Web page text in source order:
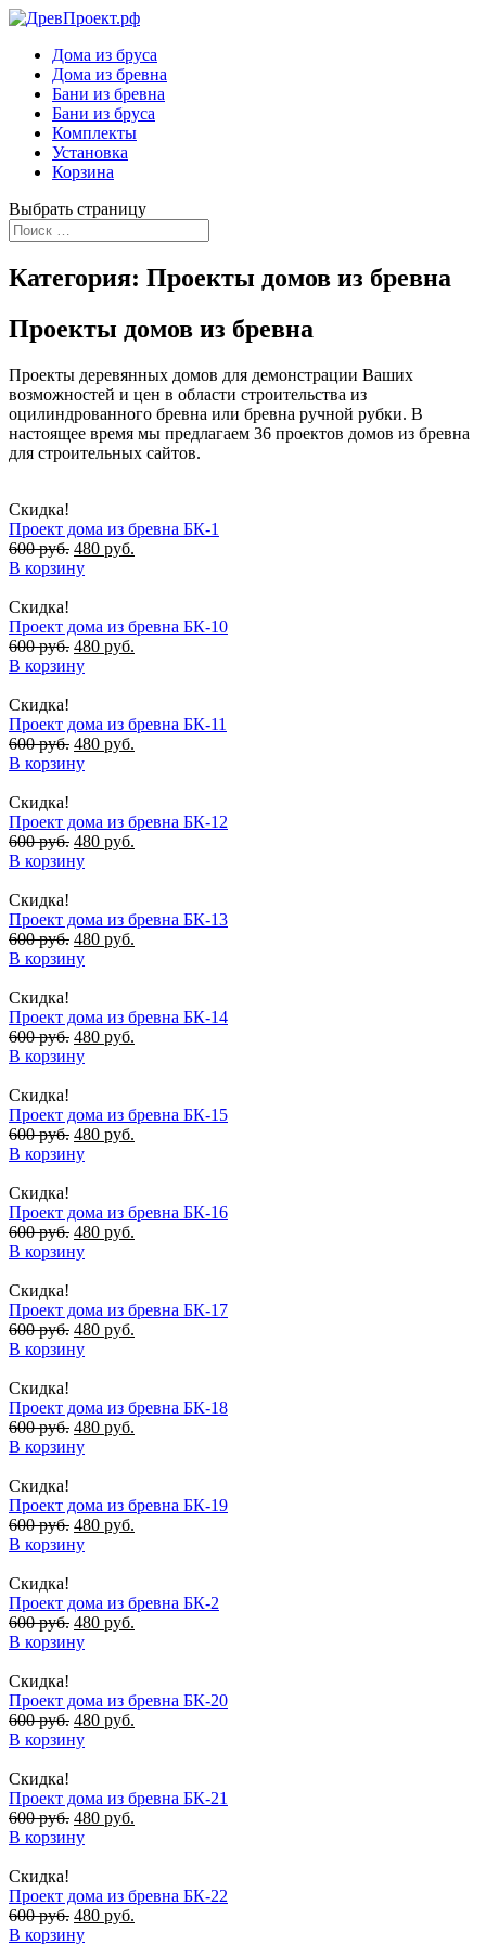
Дома из бруса
Дома из бревна
Бани из бревна
Бани из бруса
Комплекты
Установка
Корзина
Выбрать страницу
Категория: Проекты домов из бревна
Проекты домов из бревна
Проекты деревянных домов для демонстрации Ваших
возможностей и цен в области строительства из
оцилиндрованного бревна или бревна ручной рубки. В
настоящее время мы предлагаем 36 проектов домов из бревна
для строительных сайтов.
Скидка!
Проект дома из бревна БК-1
600руб. 480 руб.
В корзину
Скидка!
Проект дома из бревна БК-10
600руб. 480 руб.
В корзину
Скидка!
Проект дома из бревна БК-11
600руб. 480 руб.
В корзину
Скидка!
Проект дома из бревна БК-12
600руб. 480 руб.
В корзину
Скидка!
Проект дома из бревна БК-13
600руб. 480 руб.
В корзину
Скидка!
Проект дома из бревна БК-14
600руб. 480 руб.
В корзину
Скидка!
Проект дома из бревна БК-15
600руб. 480 руб.
В корзину
Скидка!
Проект дома из бревна БК-16
600руб. 480 руб.
В корзину
Скидка!
Проект дома из бревна БК-17
600руб. 480 руб.
В корзину
Скидка!
Проект дома из бревна БК-18
600руб. 480 руб.
В корзину
Скидка!
Проект дома из бревна БК-19
600руб. 480 руб.
В корзину
Скидка!
Проект дома из бревна БК-2
600руб. 480 руб.
В корзину
Скидка!
Проект дома из бревна БК-20
600руб. 480 руб.
В корзину
Скидка!
Проект дома из бревна БК-21
600руб. 480 руб.
В корзину
Скидка!
Проект дома из бревна БК-22
600руб. 480 руб.
В корзину